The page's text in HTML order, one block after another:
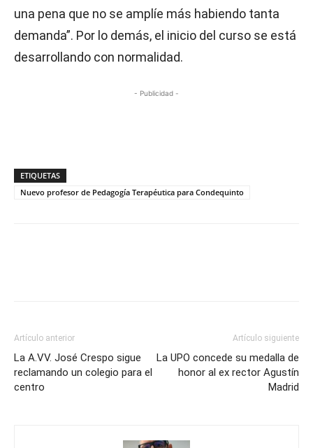
una pena que no se amplíe más habiendo tanta
demanda”. Por lo demás, el inicio del curso se está
desarrollando con normalidad.
- Publicidad -
ETIQUETAS
Nuevo profesor de Pedagogía Terapéutica para Condequinto
Artículo anterior
La A.VV. José Crespo sigue
reclamando un colegio para el
centro
Artículo siguiente
La UPO concede su medalla de
honor al ex rector Agustín
Madrid